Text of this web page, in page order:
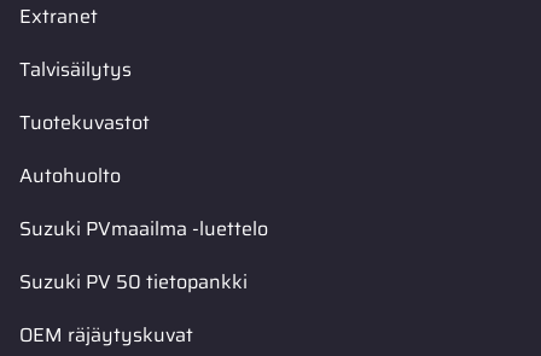
Extranet
Talvisäilytys
Tuotekuvastot
Autohuolto
Suzuki PVmaailma -luettelo
Suzuki PV 50 tietopankki
OEM räjäytyskuvat